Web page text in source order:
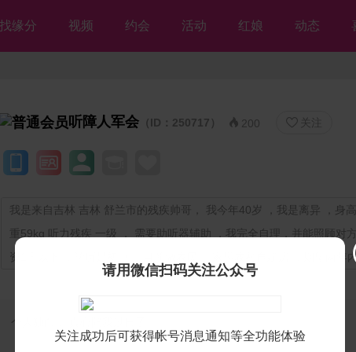
找缘分 视频 约会 活动 红娘 动态
听障人军会 （ID：250717）  200  关注
我是来自吉林 吉林 舒兰市的残疾帅哥， 我今年40岁 ，我是离异 ，身
重59kg 听力残疾 一级 ， 需要助听器辅助 ，我完全自理，并能照顾对
资1千以下 ，学历是初中 ，目前做农民 ，家里农村自建房 ，期望两年
个人独白：
请用微信扫码关注公众号
关注成功后可获得帐号消息通知等全功能体验